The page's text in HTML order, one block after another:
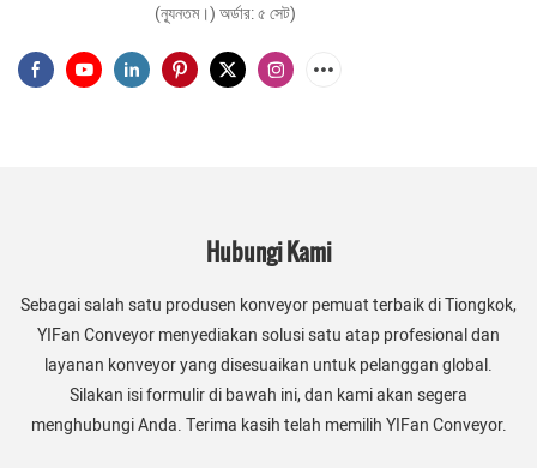
(ন্যূনতম।) অর্ডার: ৫ সেট)
Hubungi Kami
Sebagai salah satu produsen konveyor pemuat terbaik di Tiongkok,
YIFan Conveyor menyediakan solusi satu atap profesional dan
layanan konveyor yang disesuaikan untuk pelanggan global.
Silakan isi formulir di bawah ini, dan kami akan segera
menghubungi Anda. Terima kasih telah memilih YIFan Conveyor.